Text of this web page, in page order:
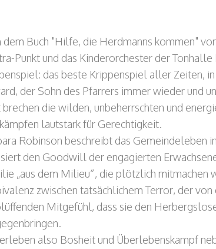
dem Buch "Hilfe, die Herdmanns kommen"
Punkt und das Kinderorchester der
das beste Krippenspiel aller Zeiten,
der Sohn des Pfarrers immer wieder und
brechen die wilden, unbeherrschten und
lautstark für Gerechtigkeit.
Robinson beschreibt das Gemeindeleben
den Goodwill der engagierten
„aus dem Milieu“, die plötzlich mitmachen
zwischen tatsächlichem Terror, der
Mitgefühl, dass sie den
also Bosheit und Überlebenskampf